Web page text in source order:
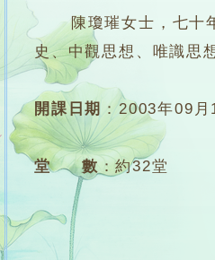
陳瓊璀女士，七十年
史、中觀思想、唯識思
開課日期 ：2003年09月
堂 數 ：約32堂